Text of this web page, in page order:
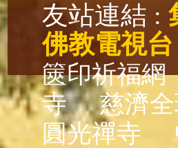
友站連結 :
佛教電視台
篋印祈福網
寺
慈濟
圓光禪寺